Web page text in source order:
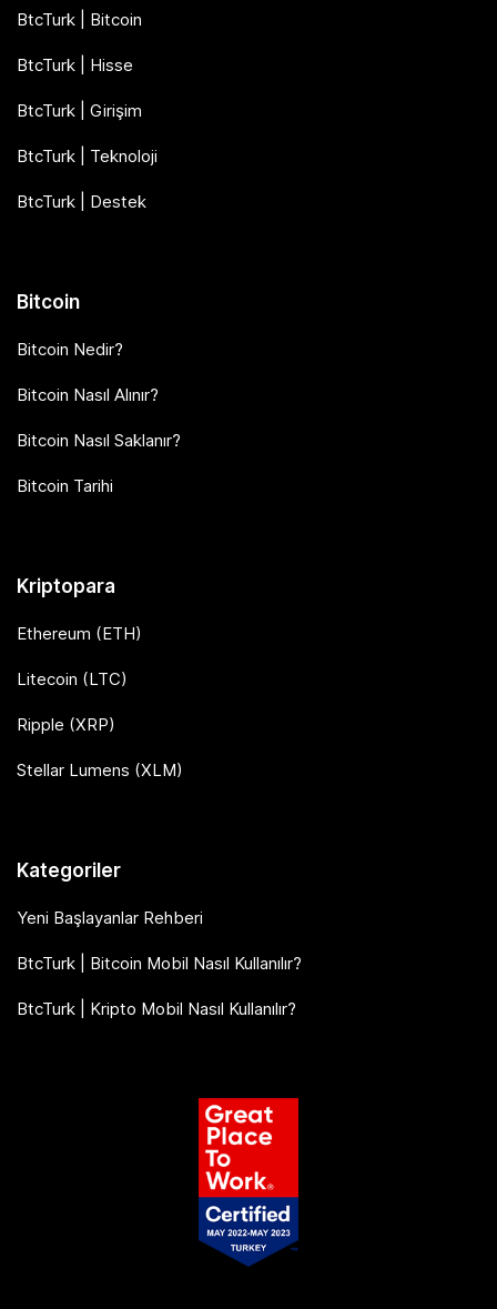
BtcTurk | Bitcoin
BtcTurk | Hisse
BtcTurk | Girişim
BtcTurk | Teknoloji
BtcTurk | Destek
Bitcoin
Bitcoin Nedir?
Bitcoin Nasıl Alınır?
Bitcoin Nasıl Saklanır?
Bitcoin Tarihi
Kriptopara
Ethereum (ETH)
Litecoin (LTC)
Ripple (XRP)
Stellar Lumens (XLM)
Kategoriler
Yeni Başlayanlar Rehberi
BtcTurk | Bitcoin Mobil Nasıl Kullanılır?
BtcTurk | Kripto Mobil Nasıl Kullanılır?